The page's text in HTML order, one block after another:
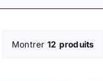
Montrer 12 produits